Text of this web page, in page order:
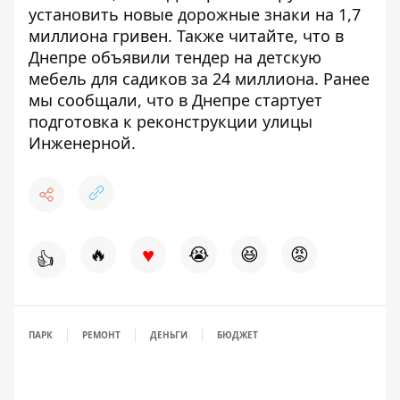
установить новые дорожные знаки на 1,7
миллиона гривен. Также читайте, что в
Днепре объявили тендер на детскую
мебель для садиков за 24 миллиона. Ранее
мы сообщали, что в Днепре стартует
подготовка к реконструкции улицы
Инженерной.
👍 🔥 ♥ 😭 😆 😡
ПАРК РЕМОНТ ДЕНЬГИ БЮДЖЕТ